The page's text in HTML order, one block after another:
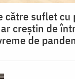
către suflet cu
creştin de
de